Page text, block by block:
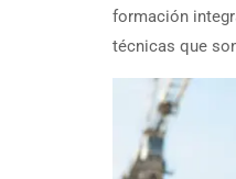
formación
técnicas que